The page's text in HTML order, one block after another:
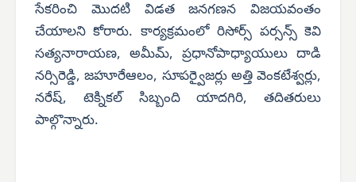
సేకరించి మొదటి విడత జనగణన విజయవంతం
చేయాలని కోరారు. కార్యక్రమంలో రిసోర్స్ పర్సన్స్ కెవి
సత్యనారాయణ, అమీమ్, ప్రధానోపాధ్యాయులు దాడి
నర్సిరెడ్డి, జహూరేఆలం, సూపర్వైజర్లు అత్తి వెంకటేశ్వర్లు,
నరేష్, టెక్నికల్ సిబ్బంది యాదగిరి, తదితరులు
పాల్గొన్నారు.